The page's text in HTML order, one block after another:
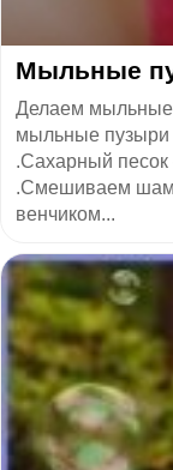
Мыльные
Делаем мыльные
мыльные пузыри
.Сахарный песок
.Смешиваем
венчиком...